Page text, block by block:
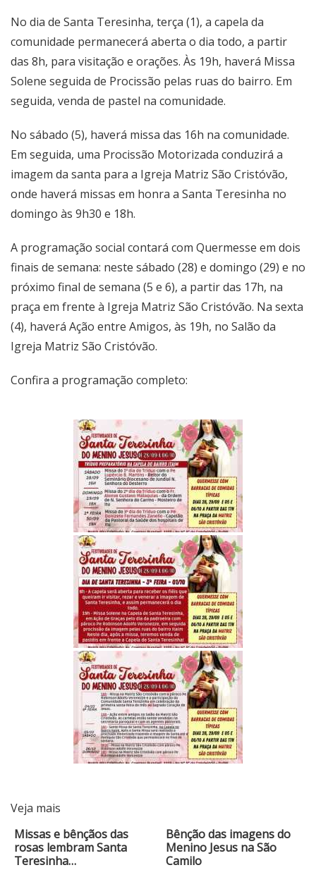
No dia de Santa Teresinha, terça (1), a capela da
comunidade permanecerá aberta o dia todo, a partir
das 8h, para visitação e orações. Às 19h, haverá Missa
Solene seguida de Procissão pelas ruas do bairro. Em
seguida, venda de pastel na comunidade.
No sábado (5), haverá missa das 16h na comunidade.
Em seguida, uma Procissão Motorizada conduzirá a
imagem da santa para a Igreja Matriz São Cristóvão,
onde haverá missas em honra a Santa Teresinha no
domingo às 9h30 e 18h.
A programação social contará com Quermesse em dois
finais de semana: neste sábado (28) e domingo (29) e no
próximo final de semana (5 e 6), a partir das 17h, na
praça em frente à Igreja Matriz São Cristóvão. Na sexta
(4), haverá Ação entre Amigos, às 19h, no Salão da
Igreja Matriz São Cristóvão.
Confira a programação completo:
Veja mais
Missas e bênçãos das
rosas lembram Santa
Teresinha…
Bênção das imagens do
Menino Jesus na São
Camilo